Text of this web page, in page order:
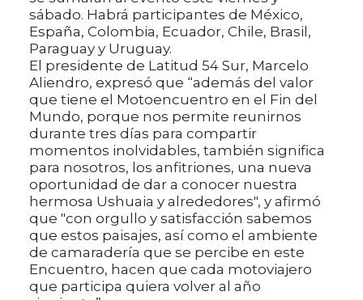
sábado. Habrá participantes de México,
España, Colombia, Ecuador, Chile, Brasil,
Paraguay y Uruguay.
El presidente de Latitud 54 Sur, Marcelo
Aliendro, expresó que “además del valor
que tiene el Motoencuentro en el Fin del
Mundo, porque nos permite reunirnos
durante tres días para compartir
momentos inolvidables, también significa
para nosotros, los anfitriones, una nueva
oportunidad de dar a conocer nuestra
hermosa Ushuaia y alrededores", y afirmó
que "con orgullo y satisfacción sabemos
que estos paisajes, así como el ambiente
de camaradería que se percibe en este
Encuentro, hacen que cada motoviajero
que participa quiera volver al año